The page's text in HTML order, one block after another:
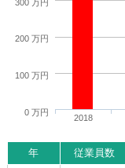
2018
0 万円
100 万円
200 万円
300 万円
年 従業員数